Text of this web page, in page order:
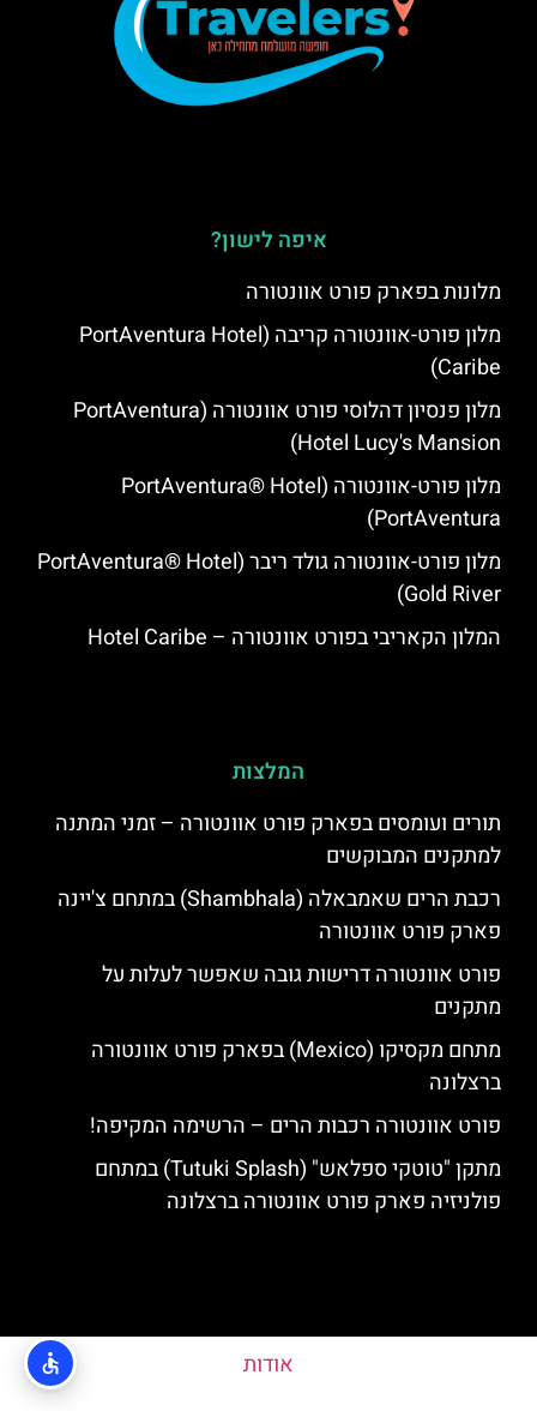
איפה לישון?
מלונות בפארק פורט אוונטורה
מלון פורט-אוונטורה קריבה (PortAventura Hotel
Caribe)
מלון פנסיון דהלוסי פורט אוונטורה (PortAventura
Hotel Lucy's Mansion‬)
מלון פורט-אוונטורה (PortAventura® Hotel
PortAventura)
מלון פורט-אוונטורה גולד ריבר (PortAventura® Hotel
Gold River)
המלון הקאריבי בפורט אוונטורה – Hotel Caribe
המלצות
תורים ועומסים בפארק פורט אוונטורה – זמני המתנה
למתקנים המבוקשים
רכבת הרים שאמבאלה (Shambhala) במתחם צ'יינה
פארק פורט אוונטורה
פורט אוונטורה דרישות גובה שאפשר לעלות על
מתקנים
מתחם מקסיקו (Mexico) בפארק פורט אוונטורה
ברצלונה
פורט אוונטורה רכבות הרים – הרשימה המקיפה!
מתקן "טוטקי ספלאש" (Tutuki Splash) במתחם
פולניזיה פארק פורט אוונטורה ברצלונה
אודות